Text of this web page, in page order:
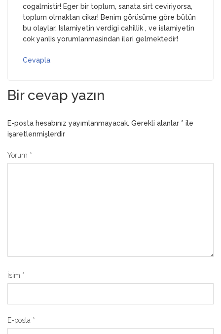
cogalmistir! Eger bir toplum, sanata sirt ceviriyorsa,
toplum olmaktan cikar! Benim görüsüme göre bütün
bu olaylar, Islamiyetin verdigi cahillik , ve islamiyetin
cok yanlis yorumlanmasindan ileri gelmektedir!
Cevapla
Bir cevap yazın
E-posta hesabınız yayımlanmayacak. Gerekli alanlar * ile
işaretlenmişlerdir
Yorum *
İsim *
E-posta *